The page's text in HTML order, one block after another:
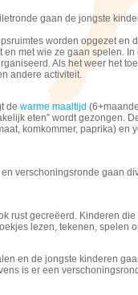
gaan de jongste
worden opgezet en
met wie ze gaan spelen. In
Als het weer het
andere activiteit.
de warme maaltijd
eten” wordt gezongen.
komkommer, paprika) en
verschoningsronde gaan
rust gecreëerd. Kinderen die
lezen, tekenen, spelen
en de jongste kinderen
is er een